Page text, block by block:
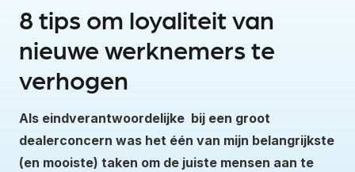
8 tips om loyaliteit van
nieuwe werknemers te
verhogen
Als eindverantwoordelijke bij een groot
dealerconcern was het één van mijn belangrijkste
(en mooiste) taken om de juiste mensen aan te